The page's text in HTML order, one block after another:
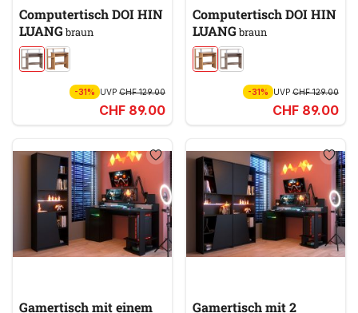
Computertisch DOI HIN
LUANG braun
-31% UVP CHF 129.00
CHF 89.00
Computertisch DOI HIN
LUANG braun
-31% UVPCHF 129.00
CHF 89.00
Gamertisch mit einem Gamertisch mit 2